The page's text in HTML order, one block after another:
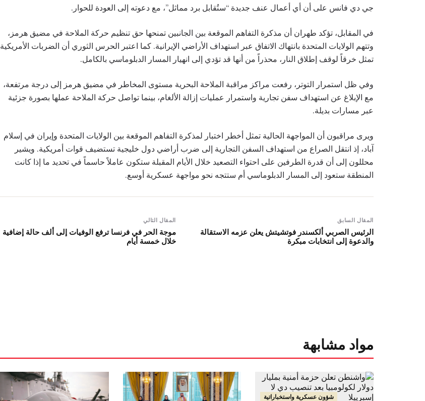
جي دي فانس على أن أي أعمال عنف جديدة “ستُقابل برد مماثل”، مع دعوته إلى العودة للحوار.
في المقابل، تؤكد طهران أن مذكرة التفاهم الموقعة بين الجانبين تمنحها حق تنظيم حركة الملاحة في مضيق هرمز،
وتتهم الولايات المتحدة بانتهاك الاتفاق عبر استهداف الأراضي الإيرانية. كما اعتبر الحرس الثوري أن الضربات الأمريكية
تمثل خرقاً لوقف إطلاق النار، محذراً من أنها قد تؤدي إلى انهيار المسار الدبلوماسي بالكامل.
وفي ظل استمرار التوتر، رفعت مراكز مراقبة الملاحة البحرية مستوى المخاطر في مضيق هرمز إلى درجة مرتفعة،
مع الإبلاغ عن استهداف سفن تجارية واستمرار عمليات إزالة الألغام، بينما تواصل حركة الملاحة عملها بصورة جزئية
عبر مسارات بديلة.
ويرى مراقبون أن المواجهة الحالية تمثل أخطر اختبار لمذكرة التفاهم الموقعة بين الولايات المتحدة وإيران في إسلام
آباد، إذ انتقل الصراع من استهداف السفن التجارية إلى ضرب أراضي دول خليجية تستضيف قوات أمريكية. ويشير
محللون إلى أن قدرة الطرفين على احتواء التصعيد خلال الأيام المقبلة ستكون عاملاً حاسماً في تحديد ما إذا كانت
المنطقة ستعود إلى المسار الدبلوماسي أم ستتجه نحو مواجهة عسكرية أوسع.
المقال السابق
الرئيس الصربي ألكسندر فوتشيتش يعلن عزمه الاستقالة
والدعوة إلى انتخابات مبكرة
المقال التالي
موجة الحر في فرنسا ترفع الوفيات إلى ألف حالة إضافية
خلال خمسة أيام
مواد مشابهة
شؤون عسكرية واستخباراتية